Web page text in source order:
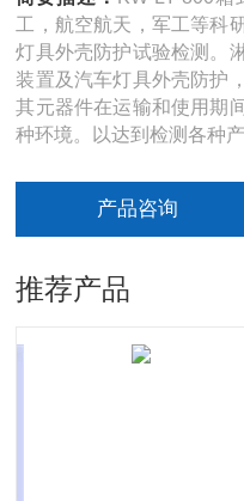
工，航空航天，军工等科
灯具外壳防护试验检测。
装置及汽车灯具外壳防护
其元器件在运输和使用期
种环境。以达到检测各种
产品咨询
推荐产品